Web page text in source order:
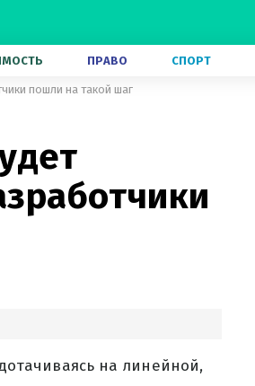
ПРАВО СПОРТ
пошли на такой шаг
на линейной,